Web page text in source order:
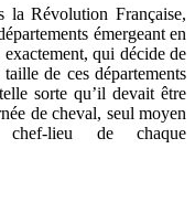
la Révolution Française,
émergeant en
qui décide de
de ces départements
sorte qu’il devait être
de cheval, seul moyen
lieu de chaque